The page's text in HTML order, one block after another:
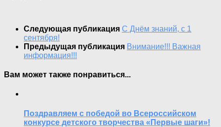
Следующая публикация С Днём знаний, с 1
сентября!
Предыдущая публикация Внимание!!! Важная
информация!!!
Вам может также понравиться...
Поздравляем с победой во Всероссийском
конкурсе детского творчества «Первые шаги»!